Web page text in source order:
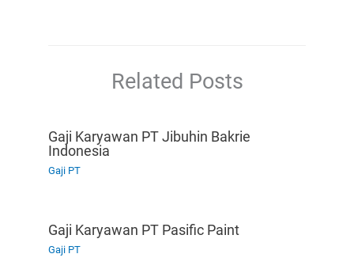
Related Posts
Gaji Karyawan PT Jibuhin Bakrie
Indonesia
Gaji PT
Gaji Karyawan PT Pasific Paint
Gaji PT